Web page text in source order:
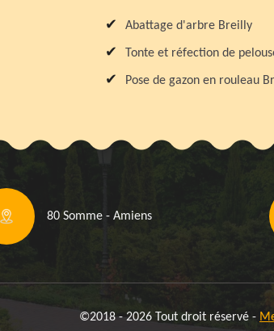
Abattage d'arbre Breilly
Tonte et réfection de
Pose de gazon en rouleau
80 Somme - Amiens
©2018 - 2026 Tout droit réservé -